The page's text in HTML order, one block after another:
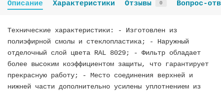
Описание Характеристики Отзывы 0 Вопрос-
Технические характеристики: - Изготовлен из
полиэфирной смолы и стеклопластика; - Наружный
отделочный слой цвета RAL 8029; - Фильтр обладает
более высоким коэффициентом защиты, что гарантирует
прекрасную работу; - Место соединения верхней и
нижней части дополнительно усилены уплотнением из